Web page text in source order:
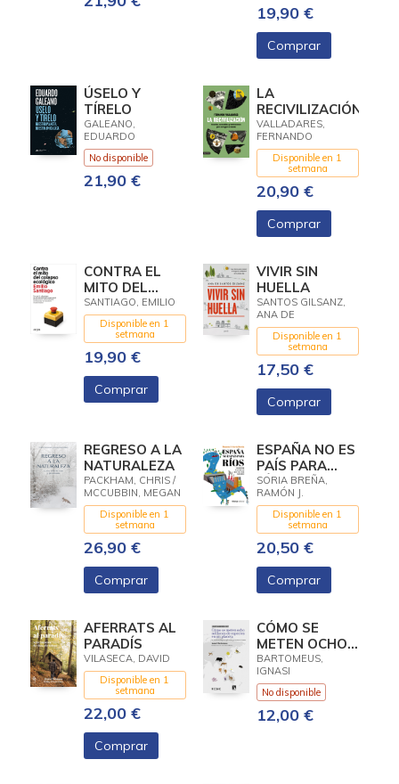
19,90 €
Comprar
ÚSELO Y
TÍRELO
GALEANO,
EDUARDO
No disponible
21,90 €
LA
RECIVILIZACIÓN
VALLADARES,
FERNANDO
Disponible en 1
setmana
20,90 €
Comprar
CONTRA EL
MITO DEL
COLAPSO
ECOLÓGICO
SANTIAGO, EMILIO
Disponible en 1
setmana
19,90 €
Comprar
VIVIR SIN
HUELLA
SANTOS GILSANZ,
ANA DE
Disponible en 1
setmana
17,50 €
Comprar
REGRESO A LA
NATURALEZA
PACKHAM, CHRIS /
MCCUBBIN, MEGAN
Disponible en 1
setmana
26,90 €
Comprar
ESPAÑA NO ES
PAÍS PARA
RÍOS
SORIA BREÑA,
RAMÓN J.
Disponible en 1
setmana
20,50 €
Comprar
AFERRATS AL
PARADÍS
VILASECA, DAVID
Disponible en 1
setmana
22,00 €
Comprar
CÓMO SE
METEN OCHO
MILLONES DE
ESPECIES EN
UN PLANETA
BARTOMEUS,
IGNASI
No disponible
12,00 €